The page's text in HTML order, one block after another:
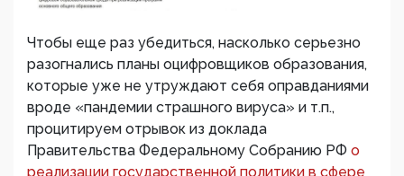
Чтобы еще раз убедиться, насколько серьезно
разогнались планы оцифровщиков образования,
которые уже не утруждают себя оправданиями
вроде «пандемии страшного вируса» и т.п.,
процитируем отрывок из доклада
Правительства Федеральному Собранию РФ о
реализации государственной политики в сфере